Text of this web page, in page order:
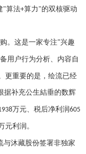
"算法+算力 "的双核驱动
。这是一家专注”兴趣
用户行为分析、内容自
更重要的是，绘流已经
据补充公生結垂的数辉
万元、税后净利润605
元利润。
与沐藏股份签署非独家